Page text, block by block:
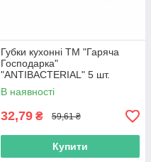
Губки кухонні ТМ "Гаряча
Господарка"
"ANTIBACTERIAL" 5 шт.
19824
В наявності
32,79 ₴ 59,61 ₴
Купити